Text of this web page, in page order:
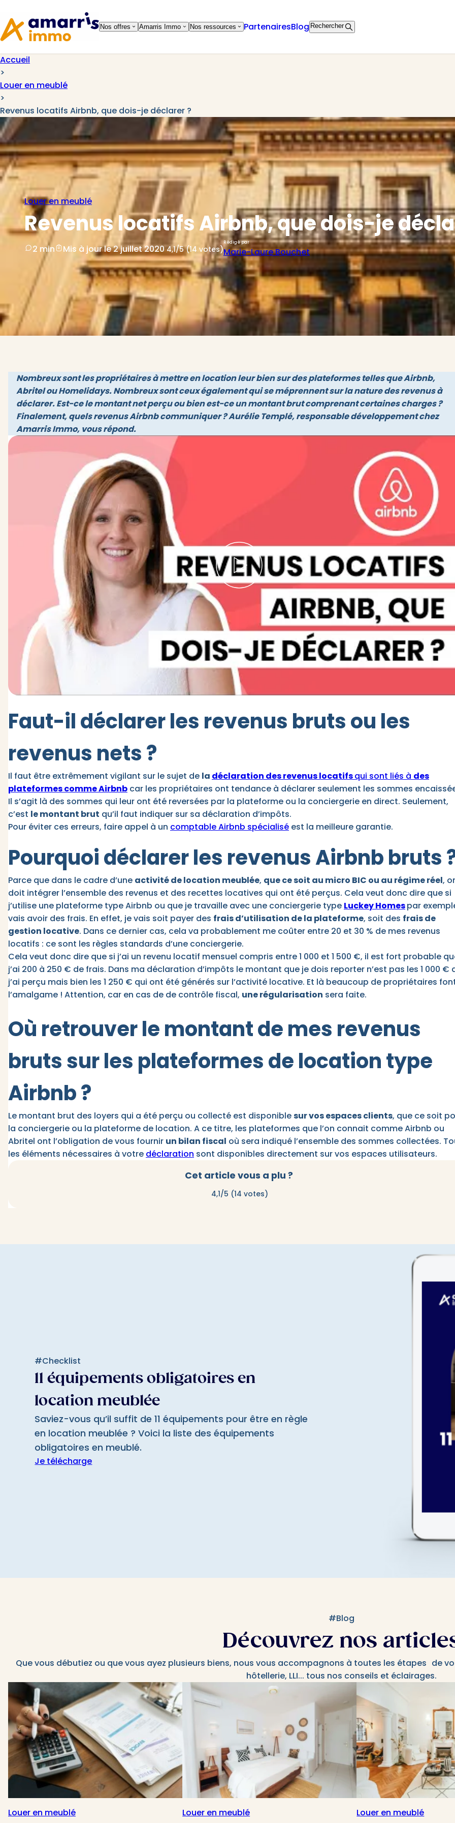
navigation
contenu
Nos offres Amarris Immo Nos ressources PartenairesBlog Rechercher
Accueil
>
Louer en meublé
>
Revenus locatifs Airbnb, que dois-je déclarer ?
Louer en meublé
Revenus locatifs Airbnb, que dois-je
2 min Mis à jour le 2 juillet 2020 4,1/5 (14 votes)
Rédigé par
Marie-Laure Bouchet
Nombreux sont les propriétaires à mettre en location leur bien sur des plateformes telles que Airbnb,
Abritel ou Homelidays. Nombreux sont ceux également qui se méprennent sur la nature des revenus à
déclarer. Est-ce le montant net perçu ou bien est-ce un montant brut comprenant certaines charges ?
Finalement, quels revenus Airbnb communiquer ? Aurélie Templé, responsable développement chez
Amarris Immo, vous répond.
Faut-il déclarer les revenus bruts ou les
revenus nets ?
Il faut être extrêmement vigilant sur le sujet de la déclaration des revenus locatifsqui sont liés à des
plateformes comme Airbnb car les propriétaires ont tendance à déclarer seulement les sommes
Il s’agit là des sommes qui leur ont été reversées par la plateforme ou la conciergerie en direct. Seulement,
c’est le montant brut qu’il faut indiquer sur sa déclaration d’impôts.
Pour éviter ces erreurs, faire appel à un comptable Airbnb spécialisé est la meilleure garantie.
Pourquoi déclarer les revenus Airbnb bruts
Parce que dans le cadre d’une activité de location meublée, que ce soit au micro BIC ou au régime réel,
doit intégrer l’ensemble des revenus et des recettes locatives qui ont été perçus. Cela veut donc dire que si
j’utilise une plateforme type Airbnb ou que je travaille avec une conciergerie type Luckey Homespar
vais avoir des frais. En effet, je vais soit payer des frais d’utilisation de la plateforme, soit des frais de
gestion locative. Dans ce dernier cas, cela va probablement me coûter entre 20 et 30 % de mes revenus
locatifs : ce sont les règles standards d’une conciergerie.
Cela veut donc dire que si j’ai un revenu locatif mensuel compris entre 1 000 et 1 500 €, il est fort probable
j’ai 200 à 250 € de frais. Dans ma déclaration d’impôts le montant que je dois reporter n’est pas les 1 000 €
j’ai perçu mais bien les 1 250 € qui ont été générés sur l’activité locative. Et là beaucoup de propriétaires
l’amalgame ! Attention, car en cas de de contrôle fiscal, une régularisation sera faite.
Où retrouver le montant de mes revenus
bruts sur les plateformes de location type
Airbnb ?
Le montant brut des loyers qui a été perçu ou collecté est disponiblesur vos espaces clients, que ce soit
la conciergerie ou la plateforme de location. A ce titre, les plateformes que l’on connait comme Airbnb ou
Abritel ont l’obligation de vous fournir un bilan fiscal où sera indiqué l’ensemble des sommes collectées.
les éléments nécessaires à votre déclaration sont disponibles directement sur vos espaces utilisateurs.
Cet article vous a plu ?
4,1/5 (14 votes)
#Checklist
11 équipements obligatoires en
location meublée
Saviez-vous qu’il suffit de 11 équipements pour être en règle
en location meublée ? Voici la liste des équipements
obligatoires en meublé.
Je télécharge
#Blog
Découvrez nos
Que vous débutiez ou que vous ayez plusieurs biens, nous vous accompagnons à toutes les étapes de
hôtellerie, LLI... tous nos conseils et éclairages.
Louer en meublé Louer en meublé Louer en meublé